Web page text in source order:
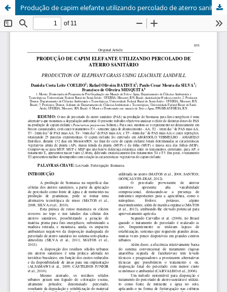
Produção de capim elefante utilizando percolado de aterro sanitário